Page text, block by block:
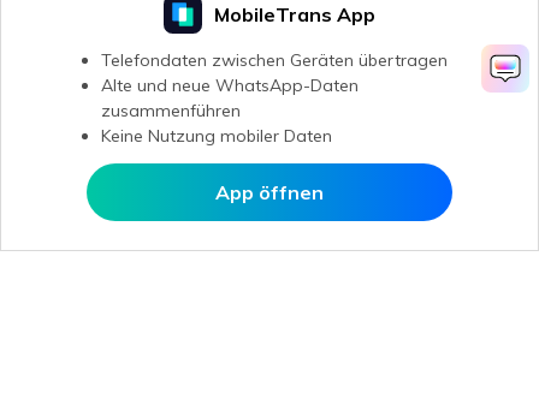
In MobileTrans öffnen
MobileTrans App
Telefondaten zwischen Geräten übertragen
Alte und neue WhatsApp-Daten
zusammenführen
Keine Nutzung mobiler Daten
App öffnen